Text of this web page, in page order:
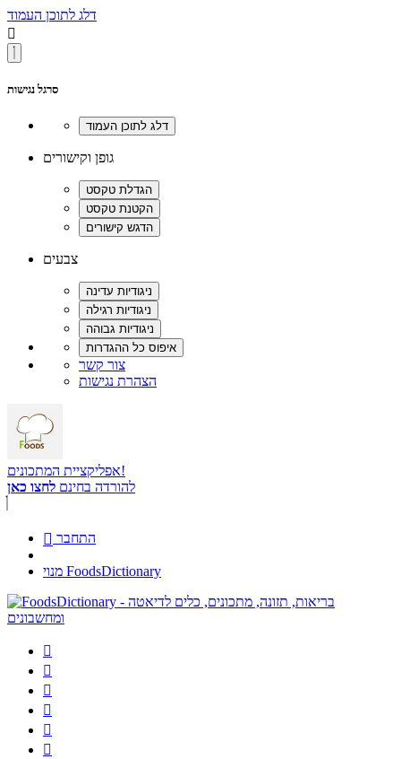
דלג לתוכן העמוד

סרגל נגישות
גופן וקישורים
צבעים
צור קשר
הצהרת נגישות
אפליקציית המתכונים!
להורדה בחינם לחצו כאן
 התחבר
מנוי FoodsDictionary





